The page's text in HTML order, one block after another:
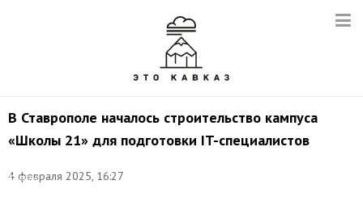
В Ставрополе началось строительство кампуса
«Школы 21» для подготовки IT-специалистов
4 февраля 2025, 16:27
Кирилл